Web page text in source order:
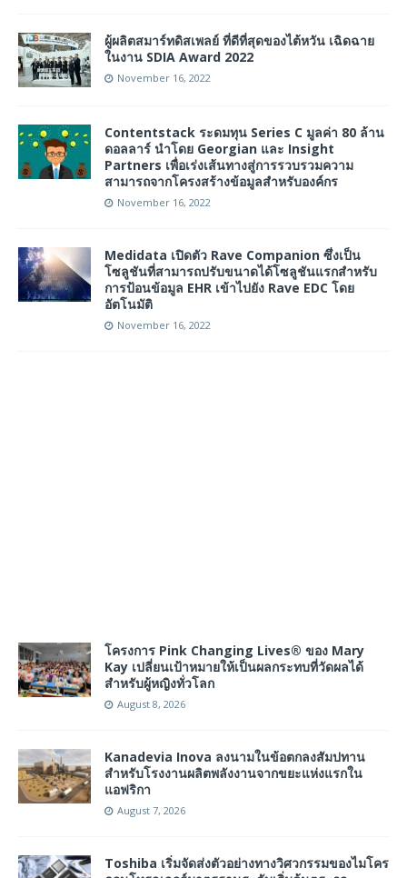
ผู้ผลิตสมาร์ทดิสเพลย์ ที่ดีที่สุดของไต้หวัน เฉิดฉาย
ในงาน SDIA Award 2022
November 16, 2022
Contentstack ระดมทุน Series C มูลค่า 80 ล้าน
ดอลลาร์ นำโดย Georgian และ Insight
Partners เพื่อเร่งเส้นทางสู่การรวบรวมความ
สามารถจากโครงสร้างข้อมูลสำหรับองค์กร
November 16, 2022
Medidata เปิดตัว Rave Companion ซึ่งเป็น
โซลูชันที่สามารถปรับขนาดได้โซลูชันแรกสำหรับ
การป้อนข้อมูล EHR เข้าไปยัง Rave EDC โดย
อัตโนมัติ
November 16, 2022
โครงการ Pink Changing Lives® ของ Mary
Kay เปลี่ยนเป้าหมายให้เป็นผลกระทบที่วัดผลได้
สำหรับผู้หญิงทั่วโลก
August 8, 2026
Kanadevia Inova ลงนามในข้อตกลงสัมปทาน
สำหรับโรงงานผลิตพลังงานจากขยะแห่งแรกใน
แอฟริกา
August 7, 2026
Toshiba เริ่มจัดส่งตัวอย่างทางวิศวกรรมของไมโคร